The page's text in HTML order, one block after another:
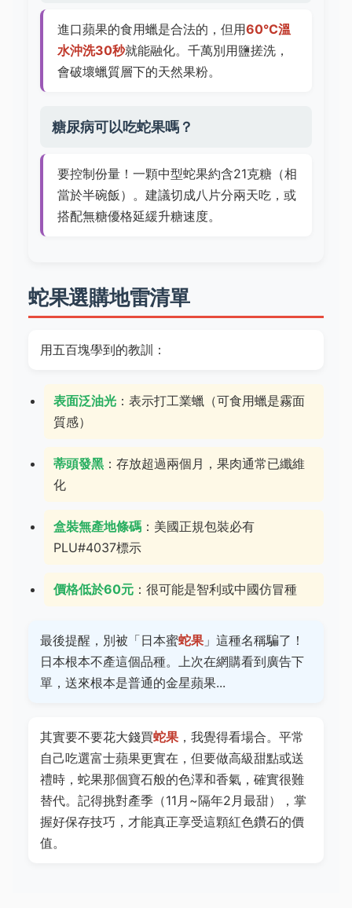
進口蘋果的食用蠟是合法的，但用60°C溫
水沖洗30秒就能融化。千萬別用鹽搓洗，
會破壞蠟質層下的天然果粉。
糖尿病可以吃蛇果嗎？
要控制份量！一顆中型蛇果約含21克糖（相
當於半碗飯）。建議切成八片分兩天吃，或
搭配無糖優格延緩升糖速度。
蛇果選購地雷清單
用五百塊學到的教訓：
表面泛油光 ：表示打工業蠟（可食用蠟是霧面
質感）
蒂頭發黑 ：存放超過兩個月，果肉通常已纖維
化
盒裝無產地條碼 ：美國正規包裝必有
PLU#4037標示
價格低於60元 ：很可能是智利或中國仿冒種
最後提醒，別被「日本蜜蛇果 」這種名稱騙了！
日本根本不產這個品種。上次在網購看到廣告下
單，送來根本是普通的金星蘋果...
其實要不要花大錢買蛇果 ，我覺得看場合。平常
自己吃選富士蘋果更實在，但要做高級甜點或送
禮時，蛇果那個寶石般的色澤和香氣，確實很難
替代。記得挑對產季（11月~隔年2月最甜），掌
握好保存技巧，才能真正享受這顆紅色鑽石的價
值。